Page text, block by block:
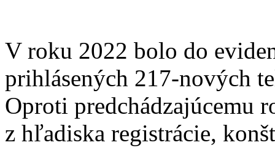
V roku 2022 bolo do
prihlásených 217-nových
Oproti predchádzajúcemu
z hľadiska registrácie,